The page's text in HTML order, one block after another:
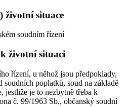
životní situace
soudním řízení
životní situaci
řízení, u něhož jsou předpoklady,
soudních poplatků, soud na základě
jestliže je to nezbytně třeba k
č. 99/1963 Sb., občanský soudní